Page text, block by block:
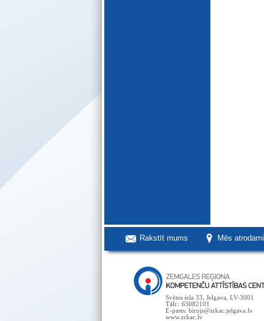
Rakstīt mums Mēs
Svētes iela 33, Jelgava, LV-3001
Tālr.: 63082101
E-pasts: birojs@zrkac.jelgava.lv
www.zrkac.lv